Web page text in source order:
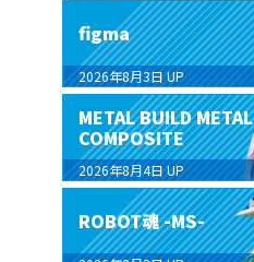
figma
2026年8月3日 UP
METAL BUILD METAL
COMPOSITE
2026年8月4日 UP
ROBOT魂 -MS-